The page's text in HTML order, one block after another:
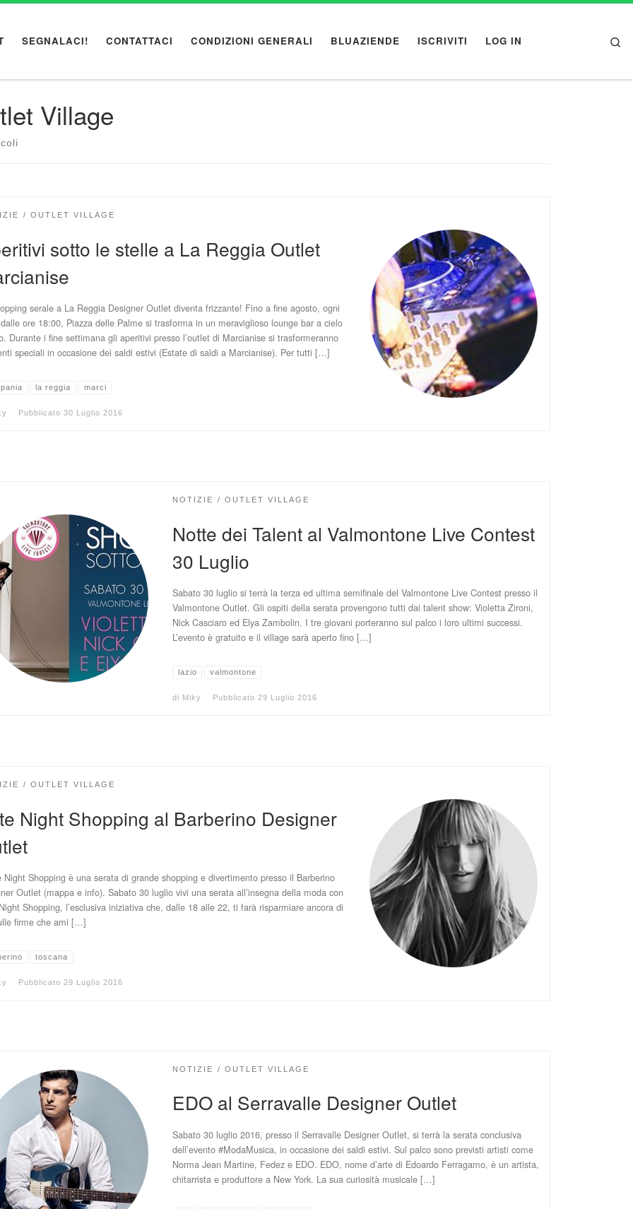
SEGNALACI! CONTATTACI CONDIZIONI GENERALI BLUAZIENDE ISCRIVITI LOG IN
Village
OUTLET VILLAGE
sotto le stelle a La Reggia Outlet
serale a La Reggia Designer Outlet diventa frizzante! Fino a fine agosto, ogni
ore 18:00, Piazza delle Palme si trasforma in un meraviglioso lounge bar a cielo
Durante i fine settimana gli aperitivi presso l’outlet di Marcianise si trasformeranno
speciali in occasione dei saldi estivi (Estate di saldi a Marcianise). Per tutti […]
la reggia marci
Pubblicato 30 Luglio 2016
NOTIZIE OUTLET VILLAGE
Notte dei Talent al Valmontone Live Contest
30 Luglio
Sabato 30 luglio si terrà la terza ed ultima semifinale del Valmontone Live Contest presso il
Valmontone Outlet. Gli ospiti della serata provengono tutti dai talent show: Violetta Zironi,
Nick Casciaro ed Elya Zambolin. I tre giovani porteranno sul palco i loro ultimi successi.
L’evento è gratuito e il village sarà aperto fino […]
lazio valmontone
di Miky Pubblicato 29 Luglio 2016
OUTLET VILLAGE
Night Shopping al Barberino Designer
Shopping è una serata di grande shopping e divertimento presso il Barberino
Outlet (mappa e info). Sabato 30 luglio vivi una serata all’insegna della moda con
Shopping, l’esclusiva iniziativa che, dalle 18 alle 22, ti farà risparmiare ancora di
firme che ami […]
toscana
Pubblicato 29 Luglio 2016
NOTIZIE OUTLET VILLAGE
EDO al Serravalle Designer Outlet
Sabato 30 luglio 2016, presso il Serravalle Designer Outlet, si terrà la serata conclusiva
dell’evento #ModaMusica, in occasione dei saldi estivi. Sul palco sono previsti artisti come
Norma Jean Martine, Fedez e EDO. EDO, nome d’arte di Edoardo Ferragamo, è un artista,
chitarrista e produttore a New York. La sua curiosità musicale […]